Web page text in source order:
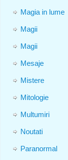
Magia in lume
Magii
Magii
Mesaje
Mistere
Mitologie
Multumiri
Noutati
Paranormal